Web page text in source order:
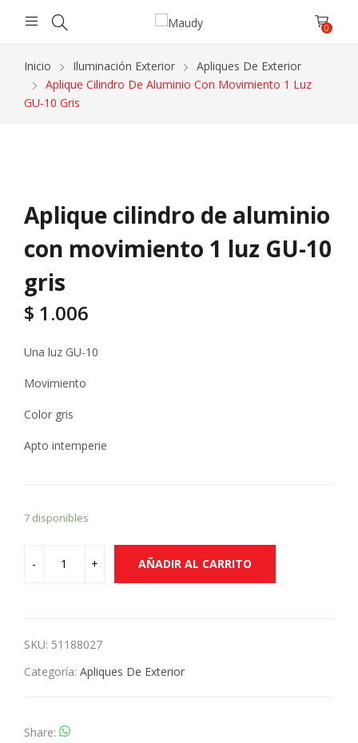
0
Inicio Iluminación Exterior
Apliques De Exterior
Aplique Cilindro De Aluminio Con Movimiento 1 Luz
GU-10 Gris
Aplique cilindro de aluminio
con movimiento 1 luz GU-10
gris
$ 1.006
Una luz GU-10
Movimiento
Color gris
Apto intemperie
7 disponibles
AÑADIR AL CARRITO
SKU: 51188027
Categoría: Apliques De Exterior
Share